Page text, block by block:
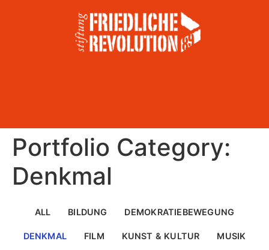
Portfolio Category:
Denkmal
ALL BILDUNG DEMOKRATIEBEWEGUNG
DENKMAL FILM KUNST & KULTUR MUSIK